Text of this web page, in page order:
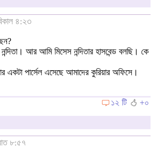
৪:২৩
আর আমি মিসেস নন্দিতার হাসবেন্ড বলছি। কে
একটা পার্সেল এসেছে আমাদের কুরিয়ার অফিসে।
১২ টি
+০
৮:৫৭